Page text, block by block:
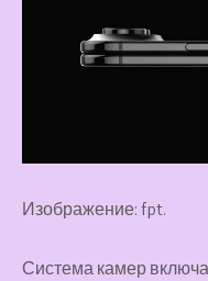
Изображение: fpt.
Система камер